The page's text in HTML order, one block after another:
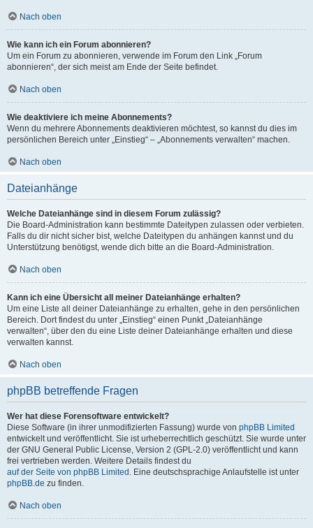
Nach oben
Wie kann ich ein Forum abonnieren?
Um ein Forum zu abonnieren, verwende im Forum den Link „Forum
abonnieren“, der sich meist am Ende der Seite befindet.
Nach oben
Wie deaktiviere ich meine Abonnements?
Wenn du mehrere Abonnements deaktivieren möchtest, so kannst du dies im
persönlichen Bereich unter „Einstieg“ – „Abonnements verwalten“ machen.
Nach oben
Dateianhänge
Welche Dateianhänge sind in diesem Forum zulässig?
Die Board-Administration kann bestimmte Dateitypen zulassen oder verbieten.
Falls du dir nicht sicher bist, welche Dateitypen du anhängen kannst und du
Unterstützung benötigst, wende dich bitte an die Board-Administration.
Nach oben
Kann ich eine Übersicht all meiner Dateianhänge erhalten?
Um eine Liste all deiner Dateianhänge zu erhalten, gehe in den persönlichen
Bereich. Dort findest du unter „Einstieg“ einen Punkt „Dateianhänge
verwalten“, über den du eine Liste deiner Dateianhänge erhalten und diese
verwalten kannst.
Nach oben
phpBB betreffende Fragen
Wer hat diese Forensoftware entwickelt?
Diese Software (in ihrer unmodifizierten Fassung) wurde von phpBB Limited
entwickelt und veröffentlicht. Sie ist urheberrechtlich geschützt. Sie wurde unter
der GNU General Public License, Version 2 (GPL-2.0) veröffentlicht und kann
frei vertrieben werden. Weitere Details findest du
auf der Seite von phpBB Limited . Eine deutschsprachige Anlaufstelle ist unter
phpBB.de zu finden.
Nach oben